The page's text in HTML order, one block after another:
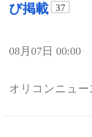
び掲載
37
08月07日 00:00
オリコンニュー